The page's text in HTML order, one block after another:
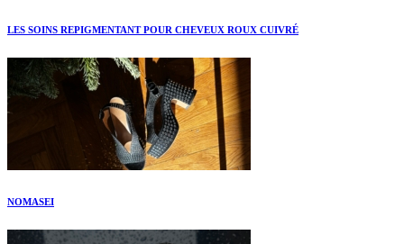
LES SOINS REPIGMENTANT POUR CHEVEUX ROUX CUIVRÉ
NOMASEI